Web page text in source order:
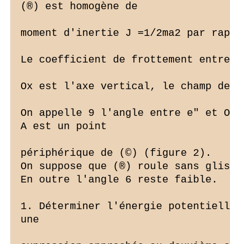
(®) est homogène de
moment d'inertie J =1/2ma2 par
Le coefficient de frottement
Ox est l'axe vertical, le champ
On appelle 9 l'angle entre e" et
A est un point
périphérique de (©) (figure 2).
On suppose que (®) roule sans
En outre l'angle 6 reste faible.
1. Déterminer l'énergie
une